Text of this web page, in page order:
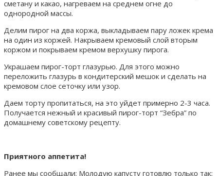
сметану и какао, нагреваем на среднем огне до
однородной массы.
Делим пирог на два коржа, выкладываем пару ложек крема
на один из коржей. Накрываем кремовый слой вторым
коржом и покрываем кремом верхушку пирога.
Украшаем пирог-торт глазурью. Для этого можно
переложить глазурь в кондитерский мешок и сделать на
кремовом слое сеточку или узор.
Даем торту пропитаться, на это уйдет примерно 2-3 часа.
Получается нежный и красивый пирог-торт “Зебра” по
домашнему советскому рецепту.
Приятного аппетита!
Ранее мы сообщали: Молодую капусту готовлю только так: